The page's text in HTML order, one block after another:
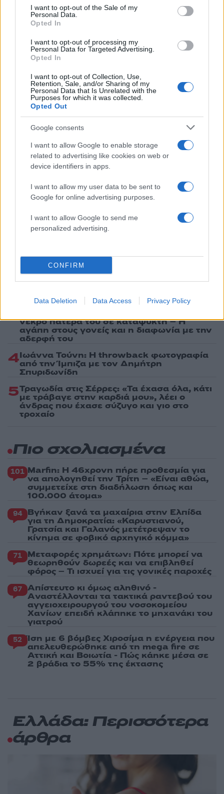
consent section.
I want to opt-out of the Sale of my
Personal Data.
Opted In
I want to opt-out of processing my
Personal Data for Targeted Advertising.
Opted In
I want to opt-out of Collection, Use,
Retention, Sale, and/or Sharing of my
Personal Data that Is Unrelated with the
Purposes for which it was collected.
Opted Out
Google consents
I want to allow Google to enable storage
related to advertising like cookies on web or
device identifiers in apps.
I want to allow my user data to be sent to
Google for online advertising purposes.
I want to allow Google to send me
personalized advertising.
CONFIRM
Data Deletion Data Access Privacy Policy
Όροι Χρήσης. Το site προστατεύεται από reCAPTCHA, ισχύουν
Πολιτική Απορρήτου&
ΣΥΜΒΟΥΛΙΟ ΕΠΙΚΡΑΤΕΙΑΣ
ΣΥΜΒΟΥΛΙΟ ΤΗΣ ΕΠΙΚΡΑΤΕΙΑΣ
Share:
Ακολουθήστε το Νewsit.gr στοGoogle Newsκαι
ενημερωθείτε πρώτοι για όλη την ειδησεογραφία και τα
τελευταία νέα
Πιο δημοφιλή
Σοκαριστική υπόθεση στην Κρήτη:
Τουρίστας ρωτούσε πόσο να πληρώσει για
Δεν ήταν μόνο η ταχύτητα που οδήγησε
στο τροχαίο στις Σέρρες με νεκρούς μητέρα
και γιο - «Ίσως κάτι απέσπασε την προσοχή
Μυστράς: Αλλαγή στην υπερασπιστική
νεκρό πατέρα του σε καταψύκτη – Η
αγάπη στους γονείς και η διαφωνία με την
αδερφή του
4Ιωάννα Τούνη: Η throwback φωτογραφία
από την Ίμπιζα με τον Δημήτρη
Σπυριδωνίδη
5Τραγωδία στις Σέρρες: «Τα έχασα όλα, κάτι
με τράβαγε στην καρδιά μου», λέει ο
άνδρας που έχασε σύζυγο και γιο στο
τροχαίο
Πιο σχολιασμένα
101 Marfin: Η 46χρονη πήρε προθεσμία για
να απολογηθεί την Τρίτη – «Είναι αθώα,
συμμετείχε στη διαδήλωση όπως και
100.000 άτομα»
94 Βγήκαν ξανά τα μαχαίρια στην Ελπίδα
για τη Δημοκρατία: «Καρυστιανού,
Γρατσία και Γαλανός μετέτρεψαν το
κίνημα σε φοβικό αρχηγικό κόμμα»
71 Μεταφορές χρημάτων: Πότε μπορεί να
θεωρηθούν δωρεές και να επιβληθεί
φόρος – Τι ισχυεί για τις γονικές παροχές
67 Απίστευτο κι όμως αληθινό -
Aναστέλλονται τα τακτικά ραντεβού του
αγγειοχειρουργού του νοσοκομείου
Χανίων επειδή κλάπηκε το μηχανάκι του
γιατρού
52 Ίση με 6 βόμβες Χιροσίμα η ενέργεια που
απελευθερώθηκε από τη mega fire σε
Αττική και Βοιωτία - Πώς κάηκε μέσα σε
2 βράδια το 55% της έκτασης
Ελλάδα: Περισσότερα
άρθρα